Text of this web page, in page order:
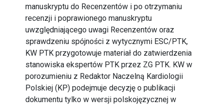
manuskryptu do Recenzentów i po otrzymaniu
recenzji i poprawionego manuskryptu
uwzględniającego uwagi Recenzentów oraz
sprawdzeniu spójności z wytycznymi ESC/PTK,
KW PTK przygotowuje materiał do zatwierdzenia
stanowiska ekspertów PTK przez ZG PTK. KW w
porozumieniu z Redaktor Naczelną Kardiologii
Polskiej (KP) podejmuje decyzję o publikacji
dokumentu tylko w wersji polskojęzycznej w